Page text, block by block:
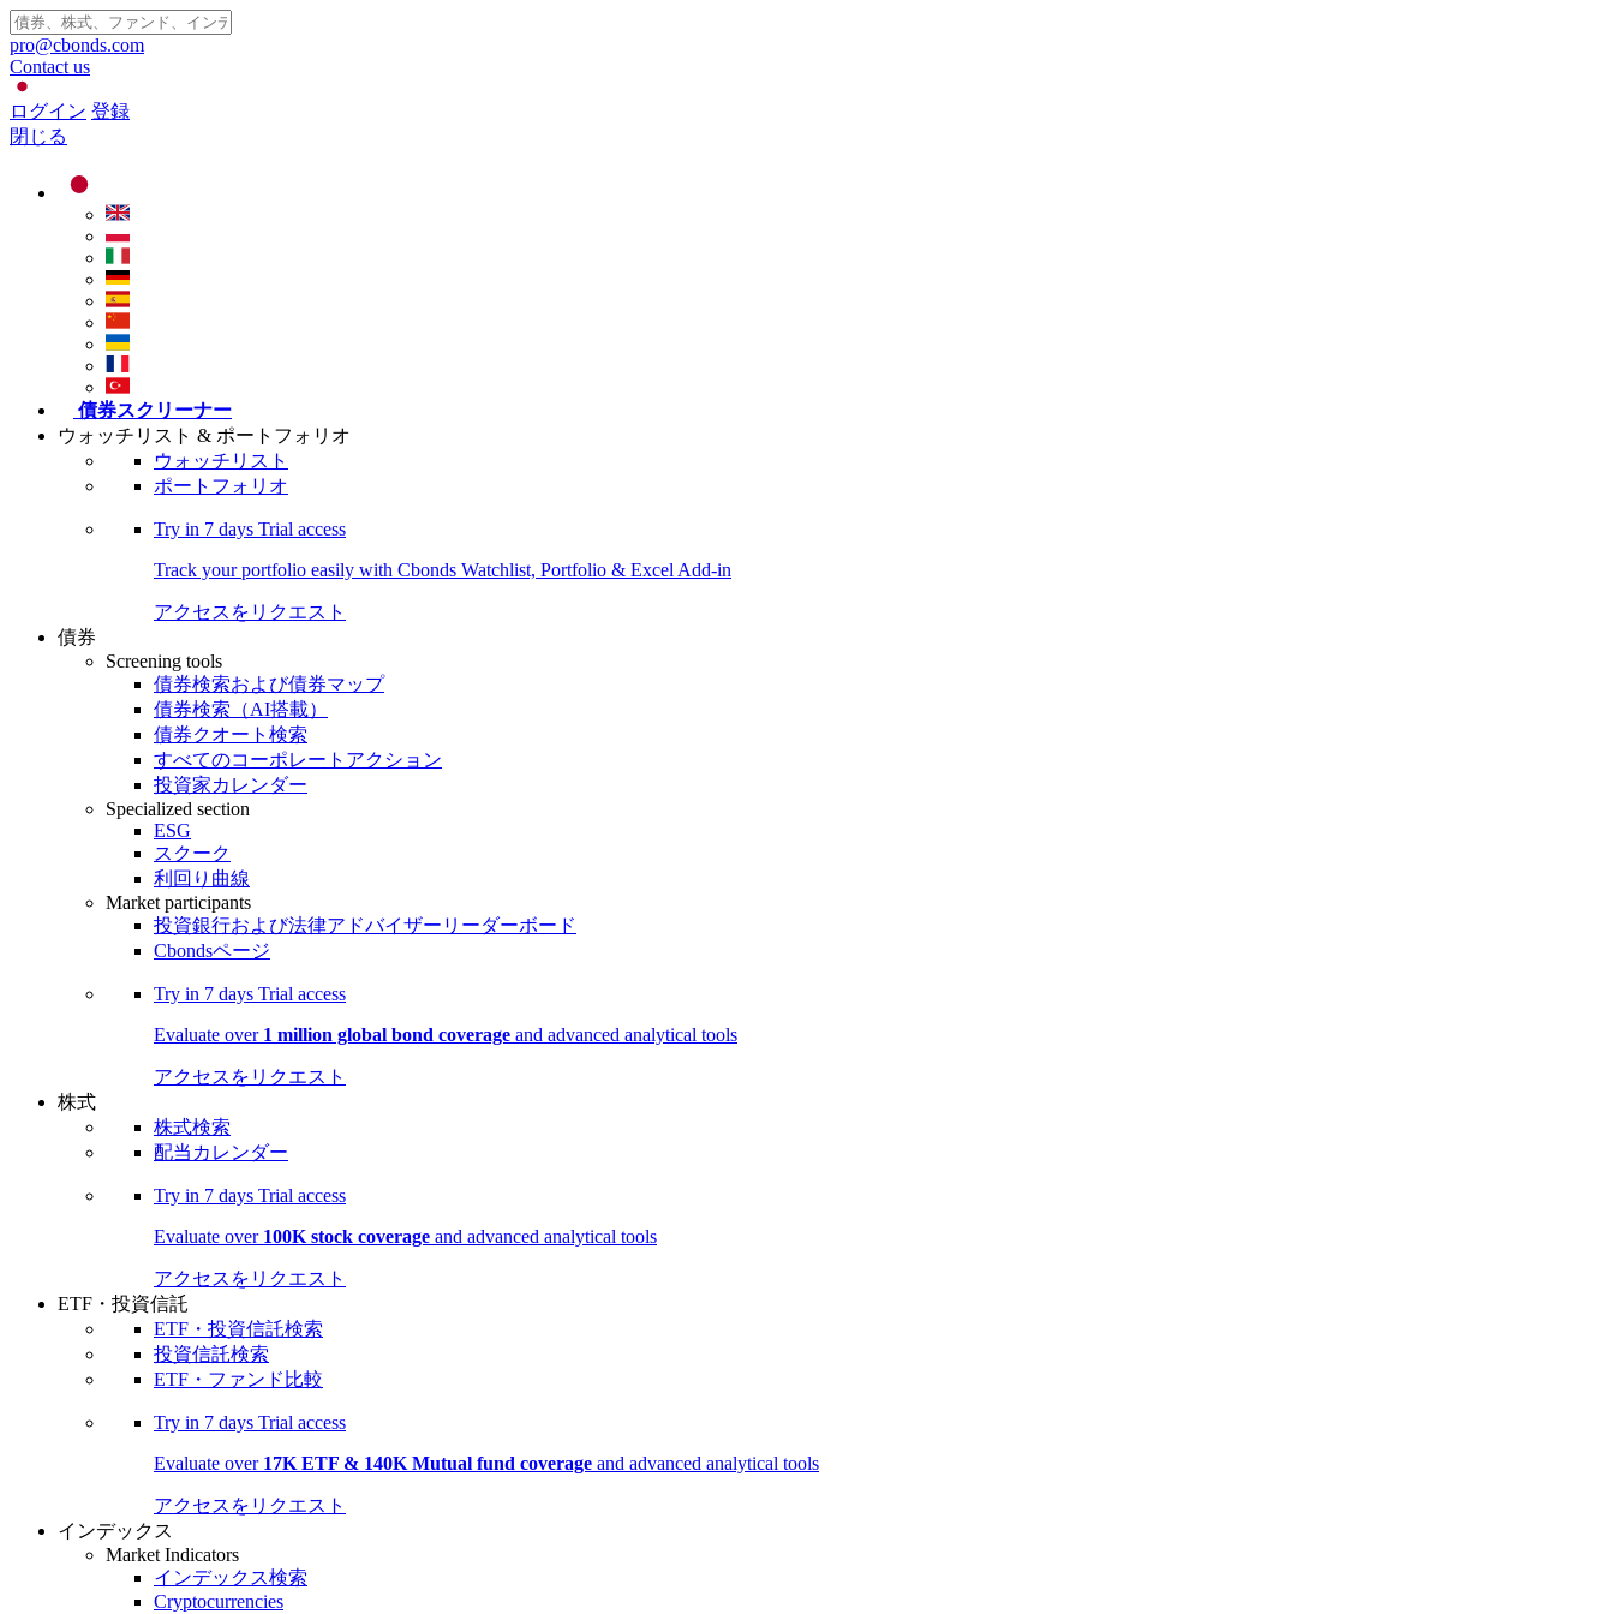
pro@cbonds.com
Contact us
ログイン 登録
閉じる
債券スクリーナー
ウォッチリスト & ポートフォリオ
ウォッチリスト
ポートフォリオ
Try in 7 days Trial access
Track your portfolio easily with Cbonds Watchlist, Portfolio & Excel Add-in
アクセスをリクエスト
債券
Screening tools
債券検索および債券マップ
債券検索（AI搭載）
債券クオート検索
すべてのコーポレートアクション
投資家カレンダー
Specialized section
ESG
スクーク
利回り曲線
Market participants
投資銀行および法律アドバイザーリーダーボード
Cbondsページ
Try in 7 days Trial access
Evaluate over 1 million global bond coverage and advanced analytical tools
アクセスをリクエスト
株式
株式検索
配当カレンダー
Try in 7 days Trial access
Evaluate over 100K stock coverage and advanced analytical tools
アクセスをリクエスト
ETF・投資信託
ETF・投資信託検索
投資信託検索
ETF・ファンド比較
Try in 7 days Trial access
Evaluate over 17K ETF & 140K Mutual fund coverage and advanced analytical tools
アクセスをリクエスト
インデックス
Market Indicators
インデックス検索
Cryptocurrencies